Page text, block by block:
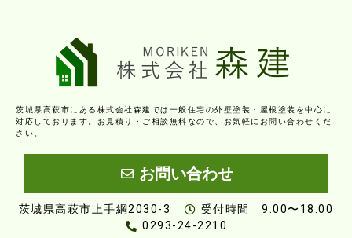
茨城県高萩市にある株式会社森建では一般住宅の外壁塗装・屋根塗装を中心に
対応しております。お見積り・ご相談無料なので、お気軽にお問い合わせくだ
さい。
お問い合わせ
茨城県高萩市上手綱2030-3
受付時間 9:00〜18:00
0293-24-2210